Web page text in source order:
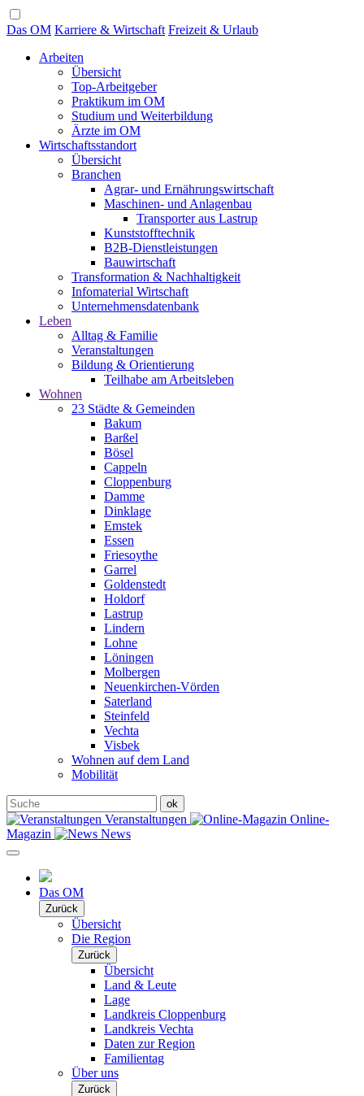
Das OM Karriere & Wirtschaft Freizeit & Urlaub
Arbeiten
Übersicht
Top-Arbeitgeber
Praktikum im OM
Studium und Weiterbildung
Ärzte im OM
Wirtschaftsstandort
Übersicht
Branchen
Agrar- und Ernährungswirtschaft
Maschinen- und Anlagenbau
Transporter aus Lastrup
Kunststofftechnik
B2B-Dienstleistungen
Bauwirtschaft
Transformation & Nachhaltigkeit
Infomaterial Wirtschaft
Unternehmensdatenbank
Leben
Alltag & Familie
Veranstaltungen
Bildung & Orientierung
Teilhabe am Arbeitsleben
Wohnen
23 Städte & Gemeinden
Bakum
Barßel
Bösel
Cappeln
Cloppenburg
Damme
Dinklage
Emstek
Essen
Friesoythe
Garrel
Goldenstedt
Holdorf
Lastrup
Lindern
Lohne
Löningen
Molbergen
Neuenkirchen-Vörden
Saterland
Steinfeld
Vechta
Visbek
Wohnen auf dem Land
Mobilität
Veranstaltungen
Online-
Magazin
News
Das OM
Zurück
Übersicht
Die Region
Zurück
Übersicht
Land & Leute
Lage
Landkreis Cloppenburg
Landkreis Vechta
Daten zur Region
Familientag
Über uns
Zurück